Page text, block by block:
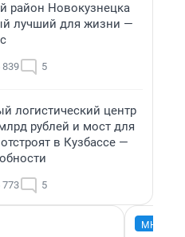
район Новокузнецка
лучший для жизни —
839 5
логистический центр
рублей и мост для
в Кузбассе —
773 5